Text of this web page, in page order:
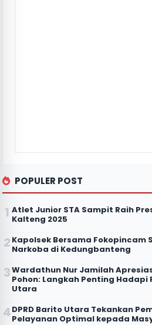
POPULER POST
Atlet Junior STA Sampit Raih
Kalteng 2025
Kapolsek Bersama Fokopincam
Narkoba di Kedungbanteng
Wardathun Nur Jamilah
Pohon: Langkah Penting
Utara
DPRD Barito Utara Tekankan
Pelayanan Optimal kepada